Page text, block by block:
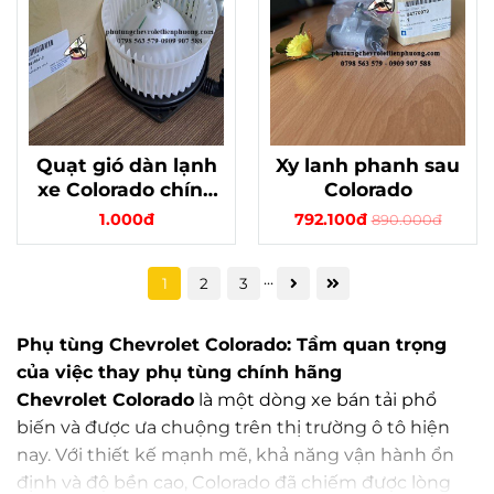
Quạt gió dàn lạnh
xe Colorado chính
hãng gm thái lan
1.000đ
Xy lanh phanh sau
Colorado
792.100đ 890.000đ
1 2 3 ...
Phụ tùng Chevrolet Colorado: Tầm quan trọng
của việc thay phụ tùng chính hãng
Chevrolet Colorado là một dòng xe bán tải phổ
biến và được ưa chuộng trên thị trường ô tô hiện
nay. Với thiết kế mạnh mẽ, khả năng vận hành ổn
định và độ bền cao, Colorado đã chiếm được lòng